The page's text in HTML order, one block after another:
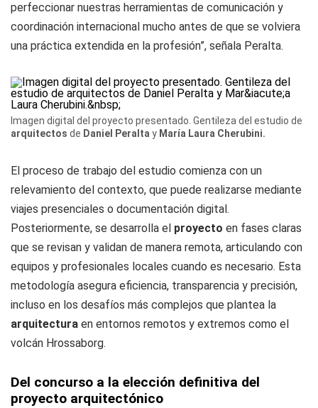
perfeccionar nuestras herramientas de comunicación y
coordinación internacional mucho antes de que se volviera
una práctica extendida en la profesión”, señala Peralta.
Imagen digital del proyecto presentado. Gentileza del estudio de
arquitectos de Daniel Peralta y María Laura Cherubini.
El proceso de trabajo del estudio comienza con un
relevamiento del contexto, que puede realizarse mediante
viajes presenciales o documentación digital.
Posteriormente, se desarrolla el proyecto en fases claras
que se revisan y validan de manera remota, articulando con
equipos y profesionales locales cuando es necesario. Esta
metodología asegura eficiencia, transparencia y precisión,
incluso en los desafíos más complejos que plantea la
arquitectura en entornos remotos y extremos como el
volcán Hrossaborg.
Del concurso a la elección definitiva del
proyecto arquitectónico